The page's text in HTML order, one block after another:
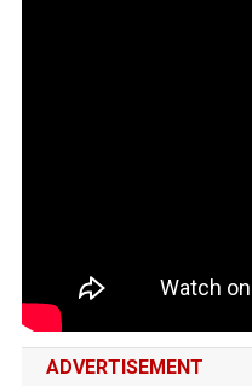
ADVERTISEMENT